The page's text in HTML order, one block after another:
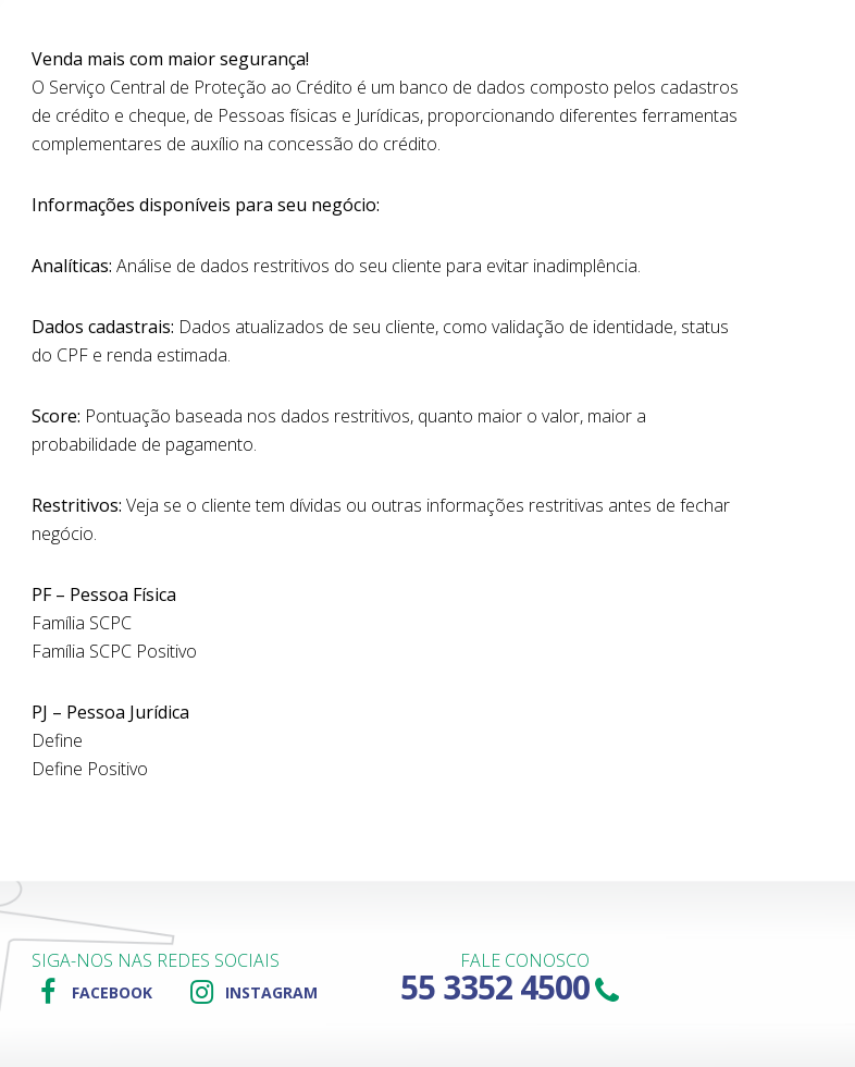
Venda mais com maior segurança!
O Serviço Central de Proteção ao Crédito é um banco de dados composto pelos cadastros
de crédito e cheque, de Pessoas físicas e Jurídicas, proporcionando diferentes ferramentas
complementares de auxílio na concessão do crédito.
Informações disponíveis para seu negócio:
Analíticas: Análise de dados restritivos do seu cliente para evitar inadimplência.
Dados cadastrais: Dados atualizados de seu cliente, como validação de identidade, status
do CPF e renda estimada.
Score: Pontuação baseada nos dados restritivos, quanto maior o valor, maior a
probabilidade de pagamento.
Restritivos: Veja se o cliente tem dívidas ou outras informações restritivas antes de fechar
negócio.
PF – Pessoa Física
Família SCPC
Família SCPC Positivo
PJ – Pessoa Jurídica
Define
Define Positivo
SIGA-NOS NAS REDES SOCIAIS
FACEBOOK INSTAGRAM
FALE CONOSCO
55 3352 4500